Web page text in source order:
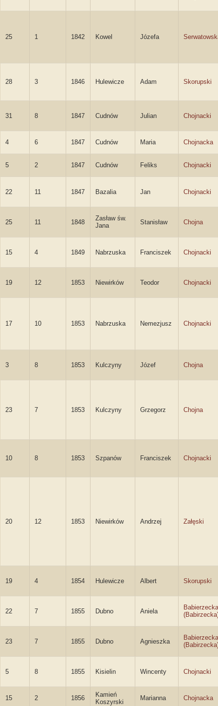
25 1 1842 Kowel Józefa
28 3 1846 Hulewicze Adam Skorupski
31 8 1847 Cudnów Julian Chojnacki
4 6 1847 Cudnów Maria Chojnacka
5 2 1847 Cudnów Feliks Chojnacki
22 11 1847 Bazalia Jan Chojnacki
25 11 1848
Zasław św.
Jana
Stanisław Chojna
15 4 1849 Nabrzuska Franciszek Chojnacki
19 12 1853 Niewirków Teodor Chojnacki
17 10 1853 Nabrzuska Nemezjusz Chojnacki
3 8 1853 Kulczyny Józef Chojna
23 7 1853 Kulczyny Grzegorz Chojna
10 8 1853 Szpanów Franciszek Chojnacki
20 12 1853 Niewirków Andrzej Załęski
19 4 1854 Hulewicze Albert Skorupski
22 7 1855 Dubno Aniela
Babierzecka
23 7 1855 Dubno Agnieszka
Babierzecka
5 8 1855 Kisielin Wincenty Chojnacki
15 2 1856
Kamień
Koszyrski
Marianna Chojnacka